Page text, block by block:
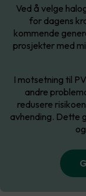
Ved å velge
for dagens
kommende
prosjekter med
I motsetning til
andre
redusere
avhending. Dette